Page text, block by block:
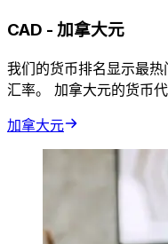
CAD - 加拿大元
我们的货币排名显示最
汇率。 加拿大元的货币
加拿大元